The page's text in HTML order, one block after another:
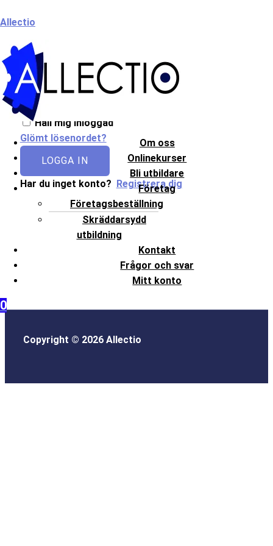
till
Allectio
Om oss
Onlinekurser
Bli utbildare
Företag
Företagsbeställning
Skräddarsydd
utbildning
Kontakt
Frågor och svar
Mitt konto
0
Välkommen till Allectio!
Håll mig inloggad
Glömt lösenordet?
LOGGA IN
Har du inget konto? Registrera dig
Copyright © 2026 Allectio